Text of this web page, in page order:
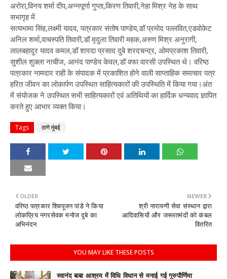
अरोरा,विनय शर्मा दीप,अन्नपूर्णा गुप्ता,किरण तिवारी,नेहा मिश्र नेह के साथ
सभागृह में
सत्यभामा सिंह,लक्ष्मी यादव, पत्रकार संतोष पाण्डेय,डॉ प्रमोद पल्लवित,एडवोकेट
अनिल शर्मा,वाचस्पति तिवारी,डॉ मृदुला तिवारी महक,अरुण मिश्र अनुरागी,
लालबहादुर यादव कमल,डॉ शारदा प्रसाद दुबे शरदचन्द्र, ओमप्रकाश तिवारी,
सुशील शुक्ला नाचीज, आनंद पाण्डेय केवल,डॉ वफा वारसी उपस्थित थे। वरिष्ठ
पत्रकार नामदार राही के संपादक में प्रकाशित होने वाली साप्ताहिक समाचार पत्र
हरित जीवन का लोकार्पण उपस्थित साहित्यकारों की उपस्थिति में किया गया।अंत
में संयोजक ने उपस्थित सभी साहित्यकारों एवं अतिथियों का हार्दिक धन्यवाद ज्ञापित
करते हुए आभार व्यक्त किया।
Tags ठाणे मुंबई
NEWER
श्री नारायणी सेवा संस्थान द्वारा
आदिवासियों और जरूरतमंदों को कंबल
वितरित
OLDER
वरिष्ठ पत्रकार शिवपूजन पांडे ने किया
लोकप्रिय नगरसेवक मनोज दुबे का
अभिनंदन
YOU MAY LIKE THESE POSTS
स्वानंद बाबा आश्रम में विधि विधान से मनाई गई गुरुपौर्णिमा